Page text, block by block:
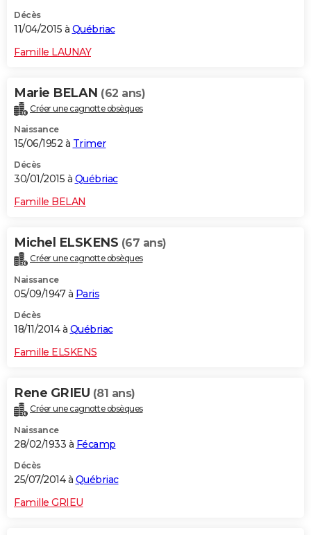
Décès
11/04/2015 à Québriac
Famille LAUNAY
Marie BELAN (62 ans)
Créer une cagnotte obsèques
Naissance
15/06/1952 à Trimer
Décès
30/01/2015 à Québriac
Famille BELAN
Michel ELSKENS (67 ans)
Créer une cagnotte obsèques
Naissance
05/09/1947 à Paris
Décès
18/11/2014 à Québriac
Famille ELSKENS
Rene GRIEU (81 ans)
Créer une cagnotte obsèques
Naissance
28/02/1933 à Fécamp
Décès
25/07/2014 à Québriac
Famille GRIEU